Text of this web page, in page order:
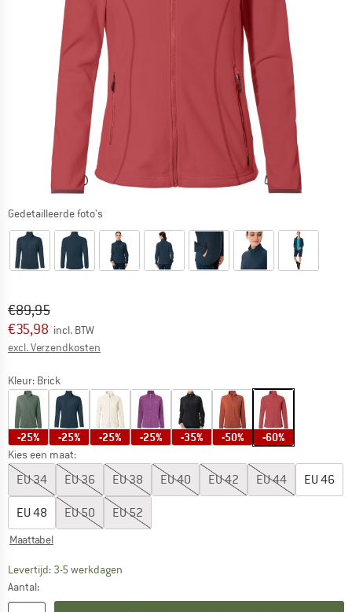
Gedetailleerde foto's
Oorspronkelijke prijs :
€89,95
Prijs:
€35,98 incl. BTW
excl. Verzendkosten
Kleur: Brick
-25% -25% -25% -25% -35% -50% -60%
Kies een maat:
EU34 EU36 EU38 EU40 EU42 EU44 EU 46
EU 48 EU50 EU52
Maattabel
Levertijd: 3-5 werkdagen
Aantal: